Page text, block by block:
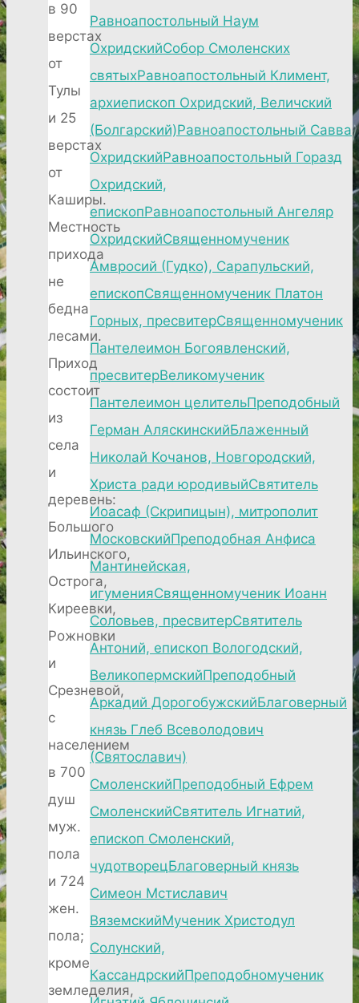
в 90
верстах
от
Тулы
и 25
верстах
от
Каширы.
Местность
прихода
не
бедна
лесами.
Приход
состоит
из
села
и
деревень:
Большого
Ильинского,
Острога,
Киреевки,
Рожновки
и
Срезневой,
с
населением
в 700
душ
муж.
пола
и 724
жен.
пола;
кроме
земледелия,
Равноапостольный Наум
ОхридскийСобор Смоленских
святыхРавноапостольный Климент,
архиепископ Охридский, Величский
(Болгарский)Равноапостольный Савва
ОхридскийРавноапостольный Горазд
Охридский,
епископРавноапостольный Ангеляр
ОхридскийСвященномученик
Амвросий (Гудко), Сарапульский,
епископСвященномученик Платон
Горных, пресвитерСвященномученик
Пантелеимон Богоявленский,
пресвитерВеликомученик
Пантелеимон целительПреподобный
Герман АляскинскийБлаженный
Николай Кочанов, Новгородский,
Христа ради юродивыйСвятитель
Иоасаф (Скрипицын), митрополит
МосковскийПреподобная Анфиса
Мантинейская,
игуменияСвященномученик Иоанн
Соловьев, пресвитерСвятитель
Антоний, епископ Вологодский,
ВеликопермскийПреподобный
Аркадий ДорогобужскийБлаговерный
князь Глеб Всеволодович
(Святославич)
СмоленскийПреподобный Ефрем
СмоленскийСвятитель Игнатий,
епископ Смоленский,
чудотворецБлаговерный князь
Симеон Мстиславич
ВяземскийМученик Христодул
Солунский,
КассандрскийПреподобномученик